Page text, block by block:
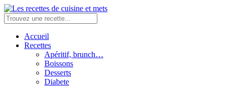
Accueil
Recettes
Apéritif, brunch…
Boissons
Desserts
Diabete